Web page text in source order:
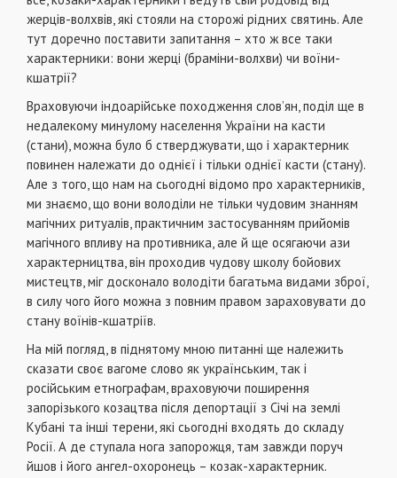
жерців-волхвів, які стояли на сторожі рідних святинь. Але
тут доречно поставити запитання – хто ж все таки
характерники: вони жерці (браміни-волхви) чи воїни-
кшатрії?
Враховуючи індоарійське походження слов’ян, поділ ще в
недалекому минулому населення України на касти
(стани), можна було б стверджувати, що і характерник
повинен належати до однієї і тільки однієї касти (стану).
Але з того, що нам на сьогодні відомо про характерників,
ми знаємо, що вони володіли не тільки чудовим знанням
магічних ритуалів, практичним застосуванням прийомів
магічного впливу на противника, але й ще осягаючи ази
характерництва, він проходив чудову школу бойових
мистецтв, міг досконало володіти багатьма видами зброї,
в силу чого його можна з повним правом зараховувати до
стану воїнів-кшатріїв.
На мій погляд, в піднятому мною питанні ще належить
сказати своє вагоме слово як українським, так і
російським етнографам, враховуючи поширення
запорізького козацтва після депортації з Січі на землі
Кубані та інші терени, які сьогодні входять до складу
Росії. А де ступала нога запорожця, там завжди поруч
йшов і його ангел-охоронець – козак-характерник.